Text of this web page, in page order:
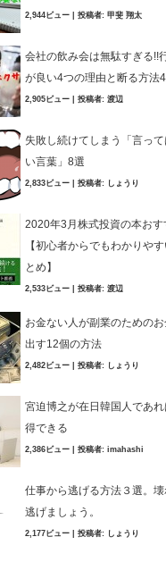
2,944ビュー 投稿者: 甲斐 翔太
会社の飲み会は無駄すぎる!!
が良い4つの理由と断る方法
2,905ビュー 投稿者: 渡辺
失敗し続けてしまう「言っ
い言葉」8選
2,833ビュー 投稿者: しょうり
2020年3月株式投資の本おす
【初心者からでもわかりや
とめ】
2,533ビュー 投稿者: 渡辺
お金ない人が副業のための
出す12個の方法
2,482ビュー 投稿者: しょうり
宮迫博之が在日韓国人であ
得できる
2,386ビュー 投稿者: imahashi
仕事から逃げる方法３選。
逃げましょう。
2,177ビュー 投稿者: しょうり